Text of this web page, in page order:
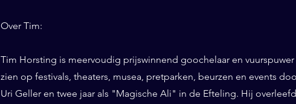
Over Tim:
Tim Horsting is meervoudig prijswinnend goochelaar en
zien op festivals, theaters, musea, pretparken, beurzen en events
Uri Geller en twee jaar als "Magische Ali" in de Efteling. Hij